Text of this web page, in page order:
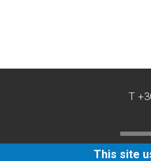
T
© 2026
This site